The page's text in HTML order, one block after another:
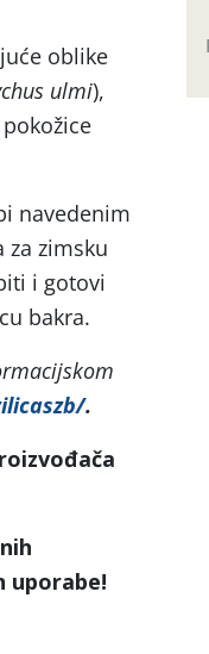
oblike
ulmi),
navedenim
zimsku
i gotovi
bakra.
.
uporabe!